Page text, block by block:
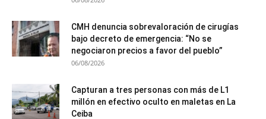
CMH denuncia sobrevaloración de cirugías
bajo decreto de emergencia: “No se
negociaron precios a favor del pueblo”
06/08/2026
Capturan a tres personas con más de L1
millón en efectivo oculto en maletas en La
Ceiba